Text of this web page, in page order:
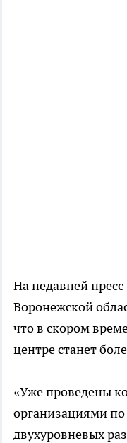
На недавней
Воронежской
что в скором
центре станет
«Уже проведены
организациями по
двухуровневых